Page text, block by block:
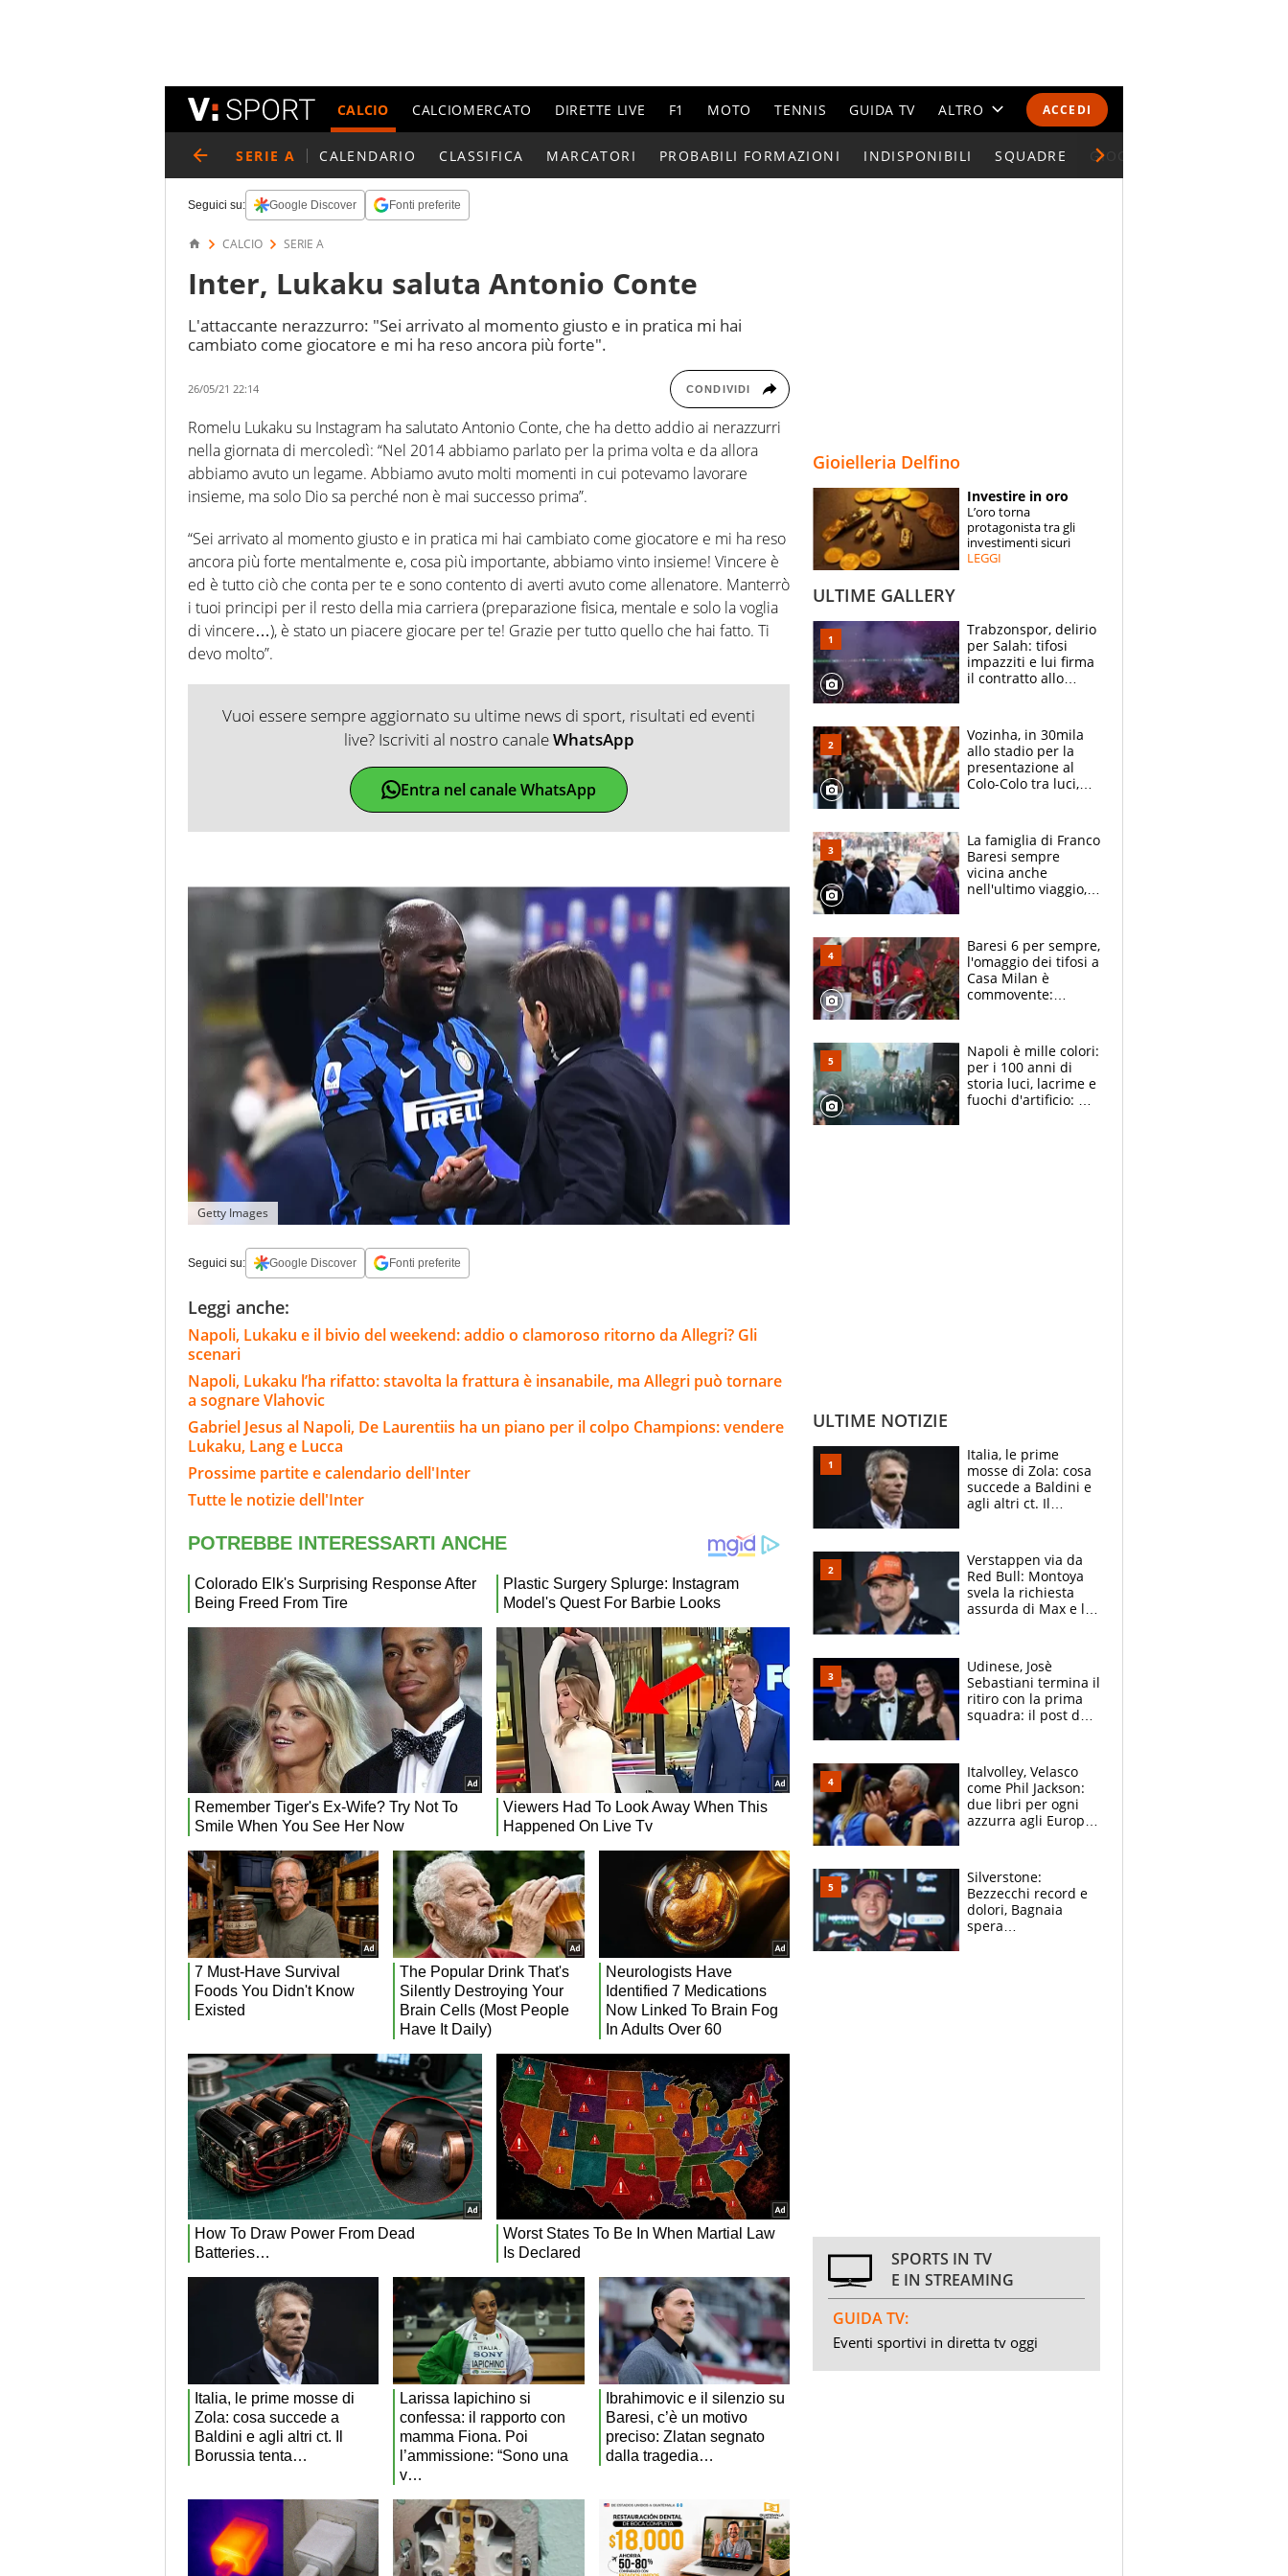
ACCEDI
CALCIO CALCIOMERCATO DIRETTE LIVE F1 MOTO TENNIS GUIDA TV ALTRO
CALENDARI E CLASSIFICHE
ESPERTI
CONTATTI
SERIE A CALENDARIO CLASSIFICA MARCATORI PROBABILI FORMAZIONI INDISPONIBILI SQUADRE GIOCATORI SERIE A
Seguici su: Google Discover Fonti preferite
CALCIO SERIE A
Inter, Lukaku saluta Antonio Conte
L'attaccante nerazzurro: "Sei arrivato al momento giusto e in pratica mi hai
cambiato come giocatore e mi ha reso ancora più forte".
26/05/21 22:14 CONDIVIDI
Romelu Lukaku su Instagram ha salutato Antonio Conte, che ha detto addio ai nerazzurri
nella giornata di mercoledì: “Nel 2014 abbiamo parlato per la prima volta e da allora
abbiamo avuto un legame. Abbiamo avuto molti momenti in cui potevamo lavorare
insieme, ma solo Dio sa perché non è mai successo prima”.
“Sei arrivato al momento giusto e in pratica mi hai cambiato come giocatore e mi ha reso
ancora più forte mentalmente e, cosa più importante, abbiamo vinto insieme! Vincere è
ed è tutto ciò che conta per te e sono contento di averti avuto come allenatore. Manterrò
i tuoi principi per il resto della mia carriera (preparazione fisica, mentale e solo la voglia
di vincere…), è stato un piacere giocare per te! Grazie per tutto quello che hai fatto. Ti
devo molto”.
Vuoi essere sempre aggiornato su ultime news di sport, risultati ed eventi
live? Iscriviti al nostro canaleWhatsApp
Entra nel canale WhatsApp
Getty Images
Seguici su: Google Discover Fonti preferite
Leggi anche:
Napoli, Lukaku e il bivio del weekend: addio o clamoroso ritorno da Allegri? Gli
scenari
Napoli, Lukaku l’ha rifatto: stavolta la frattura è insanabile, ma Allegri può tornare
a sognare Vlahovic
Gabriel Jesus al Napoli, De Laurentiis ha un piano per il colpo Champions: vendere
Lukaku, Lang e Lucca
Prossime partite e calendario dell'Inter
Tutte le notizie dell'Inter
Gioielleria Delfino
Investire in oro
L’oro torna
protagonista tra gli
investimenti sicuri
LEGGI
ULTIME GALLERY
Trabzonspor, delirio
per Salah: tifosi
impazziti e lui firma
il contratto allo
Vozinha, in 30mila
allo stadio per la
presentazione al
Colo-Colo tra luci,
La famiglia di Franco
Baresi sempre
vicina anche
nell'ultimo viaggio,
circondati
dall'affetto dei tifosi
Baresi 6 per sempre,
l'omaggio dei tifosi a
Casa Milan è
commovente:
bigliettini
Napoli è mille colori:
per i 100 anni di
storia luci, lacrime e
fuochi d'artificio: De
ULTIME NOTIZIE
Italia, le prime
mosse di Zola: cosa
succede a Baldini e
agli altri ct. Il
azzurri
Verstappen via da
Red Bull: Montoya
svela la richiesta
assurda di Max e lo
McLaren siano
meglio?”
Udinese, Josè
Sebastiani termina il
ritiro con la prima
squadra: il post del
sfondo
Italvolley, Velasco
come Phil Jackson:
due libri per ogni
azzurra agli Europei.
Silverstone:
Bezzecchi record e
dolori, Bagnaia
spera
SPORTS IN TV
E IN STREAMING
GUIDA TV:
Eventi sportivi in diretta tv oggi